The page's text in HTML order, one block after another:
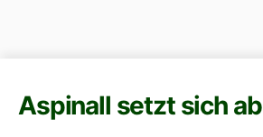
Aspinall setzt sich ab